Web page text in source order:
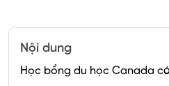
Nội dung
Học bổng du học Canada